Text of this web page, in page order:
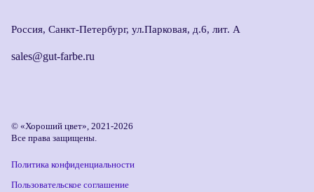
Россия, Санкт-Петербург, ул.Парковая, д.6, лит. А
sales@gut-farbe.ru
© «Хороший цвет», 2021-2026
Все права защищены.
Политика конфиденциальности
Пользовательское соглашение